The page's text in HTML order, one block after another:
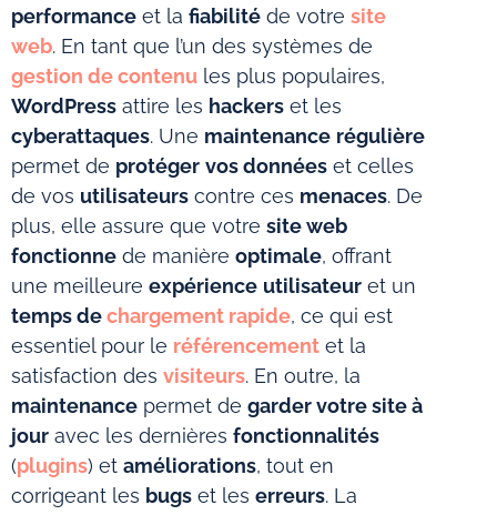
performance et la fiabilité de votre site
web. En tant que l’un des systèmes de
gestion de contenu les plus populaires,
WordPress attire les hackers et les
cyberattaques. Une maintenance régulière
permet de protéger vos données et celles
de vos utilisateurs contre ces menaces. De
plus, elle assure que votre site web
fonctionne de manière optimale, offrant
une meilleure expérience utilisateur et un
temps dechargement rapide, ce qui est
essentiel pour le référencement et la
satisfaction des visiteurs. En outre, la
maintenance permet de garder votre site à
jour avec les dernières fonctionnalités
(plugins) et améliorations, tout en
corrigeant les bugs et les erreurs. La